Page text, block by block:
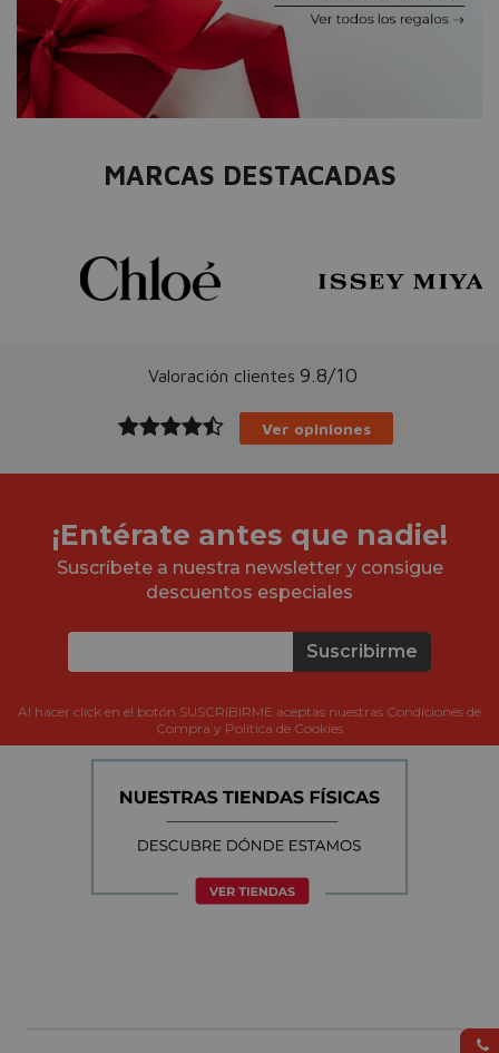
MARCAS DESTACADAS
Valoración clientes 9.8/10
Ver opiniones
¡Entérate antes que nadie!
Suscríbete a nuestra newsletter y consigue
descuentos especiales
Suscribirme
Al hacer click en el botón SUSCRIBIRME aceptas nuestras Condiciones de
Compra y Política de Cookies